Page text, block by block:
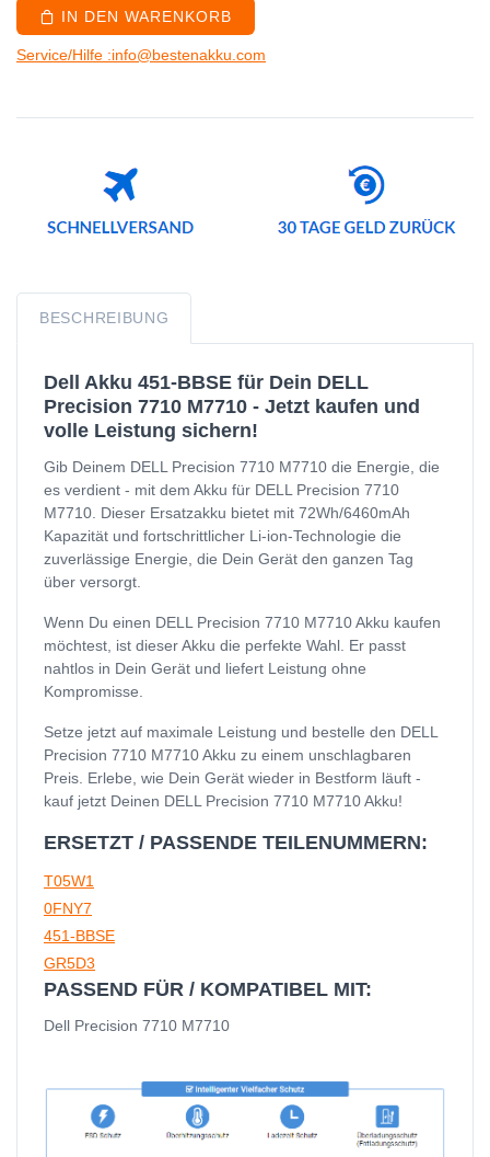
IN DEN WARENKORB
Service/Hilfe :info@bestenakku.com
BESCHREIBUNG
Dell Akku 451-BBSE für Dein DELL
Precision 7710 M7710 - Jetzt kaufen und
volle Leistung sichern!
Gib Deinem DELL Precision 7710 M7710 die Energie, die
es verdient - mit dem Akku für DELL Precision 7710
M7710. Dieser Ersatzakku bietet mit 72Wh/6460mAh
Kapazität und fortschrittlicher Li-ion-Technologie die
zuverlässige Energie, die Dein Gerät den ganzen Tag
über versorgt.
Wenn Du einen DELL Precision 7710 M7710 Akku kaufen
möchtest, ist dieser Akku die perfekte Wahl. Er passt
nahtlos in Dein Gerät und liefert Leistung ohne
Kompromisse.
Setze jetzt auf maximale Leistung und bestelle den DELL
Precision 7710 M7710 Akku zu einem unschlagbaren
Preis. Erlebe, wie Dein Gerät wieder in Bestform läuft -
kauf jetzt Deinen DELL Precision 7710 M7710 Akku!
ERSETZT / PASSENDE TEILENUMMERN:
T05W1
0FNY7
451-BBSE
GR5D3
PASSEND FÜR / KOMPATIBEL MIT:
Dell Precision 7710 M7710